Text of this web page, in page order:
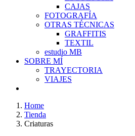
CAJAS
FOTOGRAFÍA
OTRAS TÉCNICAS
GRAFFITIS
TEXTIL
estudio MB
SOBRE MÍ
TRAYECTORIA
VIAJES
Home
Tienda
Criaturas